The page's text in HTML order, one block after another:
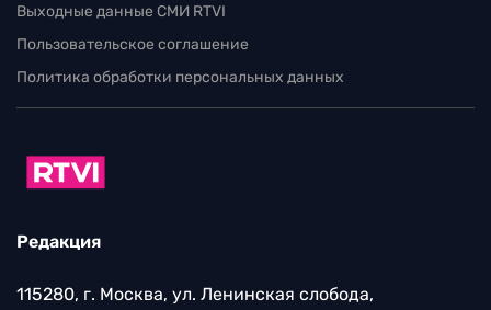
Выходные данные СМИ RTVI
Пользовательское соглашение
Политика обработки персональных данных
Редакция
115280, г. Москва, ул. Ленинская слобода,